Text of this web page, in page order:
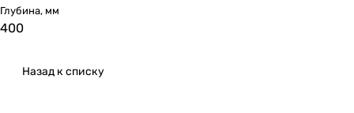
Глубина, мм
400
Назад к списку